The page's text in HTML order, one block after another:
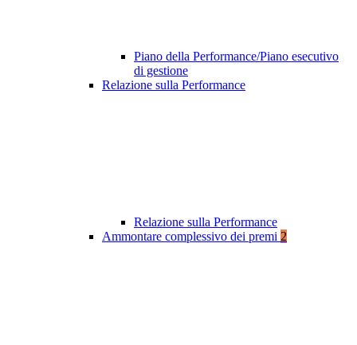
Piano della Performance/Piano esecutivo
di gestione
Relazione sulla Performance
Relazione sulla Performance
Ammontare complessivo dei premi 2